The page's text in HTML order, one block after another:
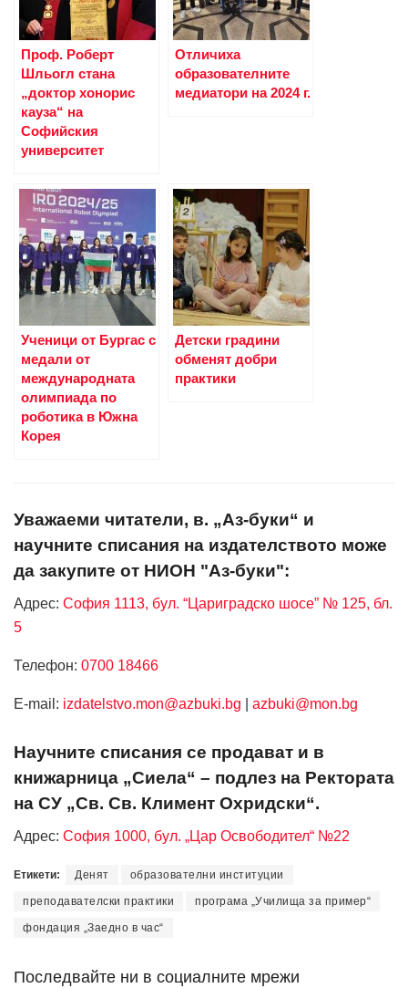
Проф. Роберт
Шльогл стана
„доктор хонорис
кауза“ на
Софийския
университет
Отличиха
образователните
медиатори на 2024 г.
Ученици от Бургас с
медали от
международната
олимпиада по
роботика в Южна
Корея
Детски градини
обменят добри
практики
Уважаеми читатели, в. „Аз-буки“ и
научните списания на издателството може
да закупите от НИОН "Аз-буки":
Адрес: София 1113, бул. “Цариградско шосе” № 125, бл.
5
Телефон: 0700 18466
Е-mail: izdatelstvo.mon@azbuki.bg azbuki@mon.bg
Научните списания се продават и в
книжарница „Сиела“ – подлез на Ректората
на СУ „Св. Св. Климент Охридски“.
Адрес: София 1000, бул. „Цар Освободител“ №22
Етикети: Денят образователни институции
преподавателски практики програма „Училища за пример“
фондация „Заедно в час“
Последвайте ни в социалните мрежи